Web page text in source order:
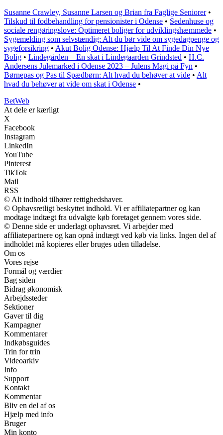
Susanne Crawley, Susanne Larsen og Brian fra Faglige Seniorer•
Tilskud til fodbehandling for pensionister i Odense • Sedenhuse og
sociale rengøringslove: Optimeret boliger for udviklingshæmmede •
Sygemelding som selvstændig: Alt du bør vide om sygedagpenge og
sygeforsikring • Akut Bolig Odense: Hjælp Til At Finde Din Nye
Bolig • Lindegården – En skat i Lindegaarden Grindsted • H.C.
Andersens Julemarked i Odense 2023 – Julens Magi på Fyn •
Børnepas og Pas til Spædbørn: Alt hvad du behøver at vide • Alt
hvad du behøver at vide om skat i Odense •
BetWeb
At dele er kærligt
X
Facebook
Instagram
LinkedIn
YouTube
Pinterest
TikTok
Mail
RSS
© Alt indhold tilhører rettighedshaver.
© Ophavsretligt beskyttet indhold. Vi er affiliatepartner og kan
modtage indtægt fra udvalgte køb foretaget gennem vores side.
© Denne side er underlagt ophavsret. Vi arbejder med
affiliatepartnere og kan opnå indtægt ved køb via links. Ingen del af
indholdet må kopieres eller bruges uden tilladelse.
Om os
Vores rejse
Formål og værdier
Bag siden
Bidrag økonomisk
Arbejdssteder
Sektioner
Gaver til dig
Kampagner
Kommentarer
Indkøbsguides
Trin for trin
Videoarkiv
Info
Support
Kontakt
Kommentar
Bliv en del af os
Hjælp med info
Bruger
Min konto